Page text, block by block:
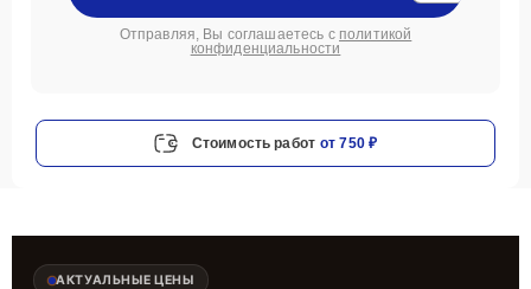
Отправляя, Вы соглашаетесь с политикой
конфиденциальности
Стоимость работ от 750 ₽
АКТУАЛЬНЫЕ ЦЕНЫ